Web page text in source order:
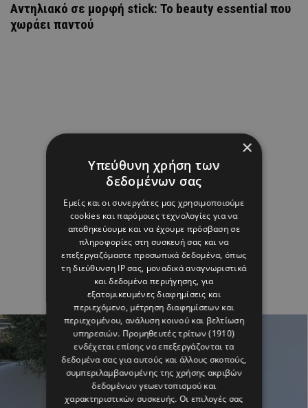
Αντηλιακό σε μορφή stick: Το beauty essential που
χωράει παντού
×
Υπεύθυνη χρήση των
δεδομένων σας
Εμείς και οι συνεργάτες μας χρησιμοποιούμε
cookies και παρόμοιες τεχνολογίες για να
αποθηκεύουμε και να έχουμε πρόσβαση σε
πληροφορίες στη συσκευή σας και να
επεξεργαζόμαστε προσωπικά δεδομένα, όπως
τη διεύθυνση IP σας, μοναδικά αναγνωριστικά
και δεδομένα περιήγησης, για
εξατομικευμένες διαφημίσεις και
περιεχόμενο, μέτρηση διαφημίσεων και
περιεχομένου, ανάλυση κοινού και βελτίωση
υπηρεσιών. Προμηθευτές τρίτων (1910)
ενδέχεται επίσης να επεξεργάζονται τα
δεδομένα σας για αυτούς και άλλους σκοπούς,
συμπεριλαμβανομένης της χρήσης ακριβών
δεδομένων γεωεντοπισμού και
χαρακτηριστικών συσκευής. Οι επιλογές σας